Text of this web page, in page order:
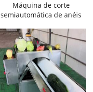
Máquina de corte
semiautomática de anéis